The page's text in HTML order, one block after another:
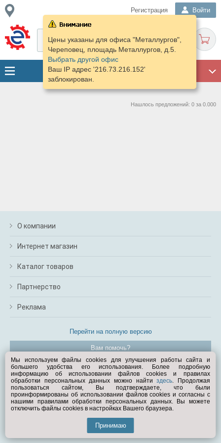
Регистрация Войти
Цены указаны для офиса "Металлургов",
Череповец, площадь Металлургов, д.5.
Выбрать другой офис
Ваш IP адрес '216.73.216.152'
заблокирован.
Нашлось предложений: 0 за 0.000
О компании
Интернет магазин
Каталог товаров
Партнерство
Реклама
Перейти на полную версию
Вам помочь?
© Exist.ru 1998—2026
Мы используем файлы cookies для улучшения работы сайта и
большего удобства его использования. Более подробную
информацию об использовании файлов cookies и правилах
обработки персональных данных можно найтиздесь. Продолжая
пользоваться сайтом, Вы подтверждаете, что были
проинформированы об использовании файлов cookies и согласны с
нашими правилами обработки персональных данных. Вы можете
отключить файлы cookies в настройках Вашего браузера.
Принимаю